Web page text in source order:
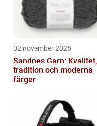
02 november 2025
Sandnes Garn: Kvalitet,
tradition och moderna
färger